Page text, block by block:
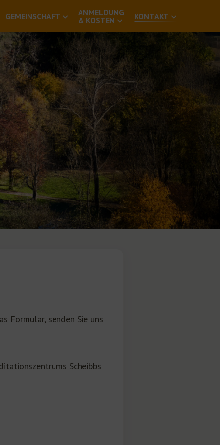
GEMEINSCHAFT
ANMELDUNG
& KOSTEN
KONTAKT
Formular, senden Sie uns
Scheibbs